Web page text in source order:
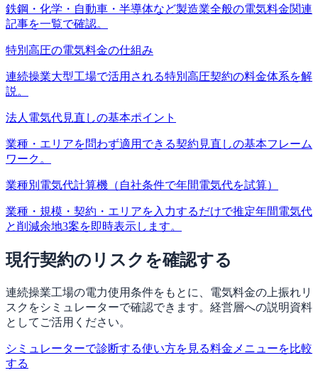
鉄鋼・化学・自動車・半導体など製造業全般の電気料金関連
記事を一覧で確認。
特別高圧の電気料金の仕組み
連続操業大型工場で活用される特別高圧契約の料金体系を解
説。
法人電気代見直しの基本ポイント
業種・エリアを問わず適用できる契約見直しの基本フレーム
ワーク。
業種別電気代計算機（自社条件で年間電気代を試算）
業種・規模・契約・エリアを入力するだけで推定年間電気代
と削減余地3案を即時表示します。
現行契約のリスクを確認する
連続操業工場の電力使用条件をもとに、電気料金の上振れリ
スクをシミュレーターで確認できます。経営層への説明資料
としてご活用ください。
シミュレーターで診断する使い方を見る料金メニューを比較
する